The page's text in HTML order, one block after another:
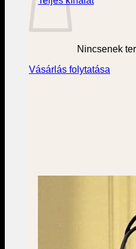
Nincsenek
Vásárlás folytatása